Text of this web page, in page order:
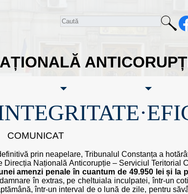
COMUNICAT
prin neapelare, Tribunalul Constanța a
Națională Anticorupție – Serviciul Teritorial
amenzi penale în cuantum de 49.950 lei și la
în extras, pe cheltuiala inculpatei, într-un
într-un interval de o lună de zile, pentru